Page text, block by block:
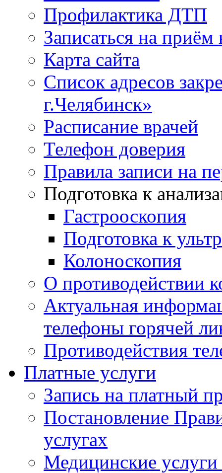
Профилактика ДТП
Записаться на приём
Карта сайта
Список адресов
г.Челябинск»
Расписание врачей
Телефон доверия
Правила записи на
Подготовка к
Гастрооскопия
Подготовка к
Колоноскопия
О противодействии
Актуальная
телефоны горячей
Противодействия
Платные услуги
Запись на платный
Постановление
услугах
Медицинские